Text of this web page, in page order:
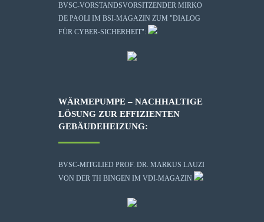
BVSC-VORSTANDSVORSITZENDER MIRKO
DE PAOLI IM BSI-MAGAZIN ZUM "DIALOG
FÜR CYBER-SICHERHEIT":
WÄRMEPUMPE – NACHHALTIGE
LÖSUNG ZUR EFFIZIENTEN
GEBÄUDEHEIZUNG:
BVSC-MITGLIED PROF. DR. MARKUS LAUZI
VON DER TH BINGEN IM VDI-MAGAZIN